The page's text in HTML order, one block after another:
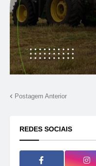
Postagem Anterior
REDES SOCIAIS